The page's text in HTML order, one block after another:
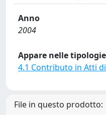
Anno
2004
Appare nelle
4.1 Contributo in Atti
File in questo prodotto: